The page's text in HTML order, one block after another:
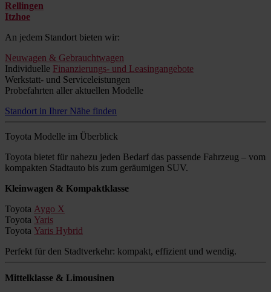
Rellingen
Itzhoe
An jedem Standort bieten wir:
Neuwagen & Gebrauchtwagen
Individuelle Finanzierungs- und Leasingangebote
Werkstatt- und Serviceleistungen
Probefahrten aller aktuellen Modelle
Standort in Ihrer Nähe finden
Toyota Modelle im Überblick
Toyota bietet für nahezu jeden Bedarf das passende Fahrzeug – vom
kompakten Stadtauto bis zum geräumigen SUV.
Kleinwagen & Kompaktklasse
Toyota Aygo X
Toyota Yaris
Toyota Yaris Hybrid
Perfekt für den Stadtverkehr: kompakt, effizient und wendig.
Mittelklasse & Limousinen